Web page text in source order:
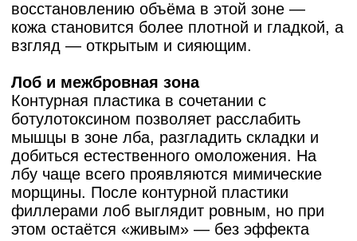
Наиболее известный препарат:
КАК ПРОХОДИТ
КОНТУРНАЯ
ПЛАСТИКА
ФИЛЛЕРАМИ?
Контурная пластика проводится поэтапно: